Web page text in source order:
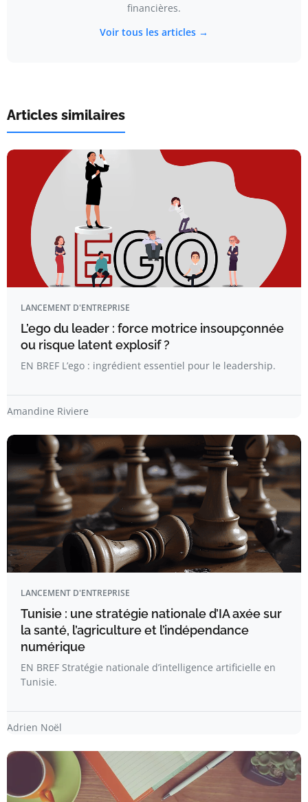
financières.
Voir tous les articles →
Articles similaires
LANCEMENT D'ENTREPRISE
L’ego du leader : force motrice insoupçonnée
ou risque latent explosif ?
EN BREF L’ego : ingrédient essentiel pour le leadership.
Amandine Riviere
LANCEMENT D'ENTREPRISE
Tunisie : une stratégie nationale d’IA axée sur
la santé, l’agriculture et l’indépendance
numérique
EN BREF Stratégie nationale d’intelligence artificielle en
Tunisie.
Adrien Noël